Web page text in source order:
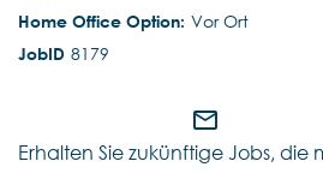
Vor Ort
8179
mail_outline
Erhalten Sie zukünftige Jobs, die